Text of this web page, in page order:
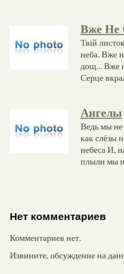
Вже Не
Твій
неба. Вже
дощ... Вже
Серце
Ангелы
Ведь мы
как слёзы
небеса И,
плыли мы
Нет комментариев
Комментариев нет.
Извините, обсуждение на